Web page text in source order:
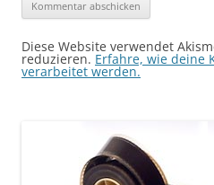
Diese Website verwendet
reduzieren. Erfahre, wie deine
verarbeitet werden.